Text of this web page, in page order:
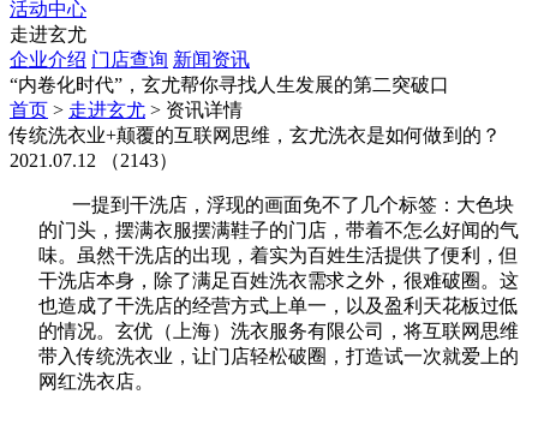
活动中心
走进玄尤
企业介绍 门店查询 新闻资讯
“内卷化时代”，玄尤帮你寻找人生发展的第二突破口
首页 > 走进玄尤 > 资讯详情
传统洗衣业+颠覆的互联网思维，玄尤洗衣是如何做到的？
2021.07.12 （2143）
一提到干洗店，浮现的画面免不了几个标签：大色块
的门头，摆满衣服摆满鞋子的门店，带着不怎么好闻的气
味。虽然干洗店的出现，着实为百姓生活提供了便利，但
干洗店本身，除了满足百姓洗衣需求之外，很难破圈。这
也造成了干洗店的经营方式上单一，以及盈利天花板过低
的情况。玄优（上海）洗衣服务有限公司，将互联网思维
带入传统洗衣业，让门店轻松破圈，打造试一次就爱上的
网红洗衣店。